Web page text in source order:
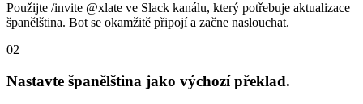
Použijte /invite @xlate ve Slack kanálu, který potřebuje aktualizace
španělština. Bot se okamžitě připojí a začne naslouchat.
02
Nastavte španělština jako výchozí překlad.